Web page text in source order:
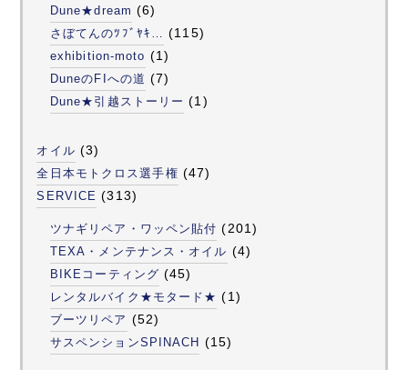
Dune★dream (6)
さぼてんのﾂﾌﾞﾔｷ… (115)
exhibition-moto (1)
DuneのFIへの道 (7)
Dune★引越ストーリー (1)
オイル (3)
全日本モトクロス選手権 (47)
SERVICE (313)
ツナギリペア・ワッペン貼付 (201)
TEXA・メンテナンス・オイル (4)
BIKEコーティング (45)
レンタルバイク★モタード★ (1)
ブーツリペア (52)
サスペンションSPINACH (15)